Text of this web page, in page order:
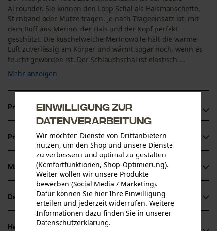
Allrounder. Sie können den Loop Schal als Halsmanschette,
Stirnband oder Mütze tragen. Je nach Trageeinsatz ist, mit
dem Buff aus Merino, der Hals und der Kopf perfekt
geschützt. Die kuschelweiche Merinowolle hält die warme
Luft zuverlässig am Körper und wärmt sogar noch, wenn es
feucht geworden ist. Der Schlauchschal ist elastisch ...
Mehr anzeigen
Produktvorteile
Passt sich perfekt jeder Kopfform an
Hoher Tragekomfort dank Merinoanteil
Produktinformationen
Produktdetails
Aktivitätstyp
Angeln, Campen, Jagen, Wandern
Material & Pflege
Material
Hauptmaterial
Datenblätter
Produktsicherheitsdatenblatt (PDF)
Herstellerinformationen
Einwilligung zur
Datenverarbeitung
Wir möchten Dienste von Drittanbietern
nutzen, um den Shop und unsere Dienste
zu verbessern und optimal zu gestalten
(Komfortfunktionen, Shop-Optimierung).
Weiter wollen wir unsere Produkte
bewerben (Social Media / Marketing).
Dafür können Sie hier Ihre Einwilligung
erteilen und jederzeit widerrufen. Weitere
Informationen dazu finden Sie in unserer
Datenschutzerklärung.